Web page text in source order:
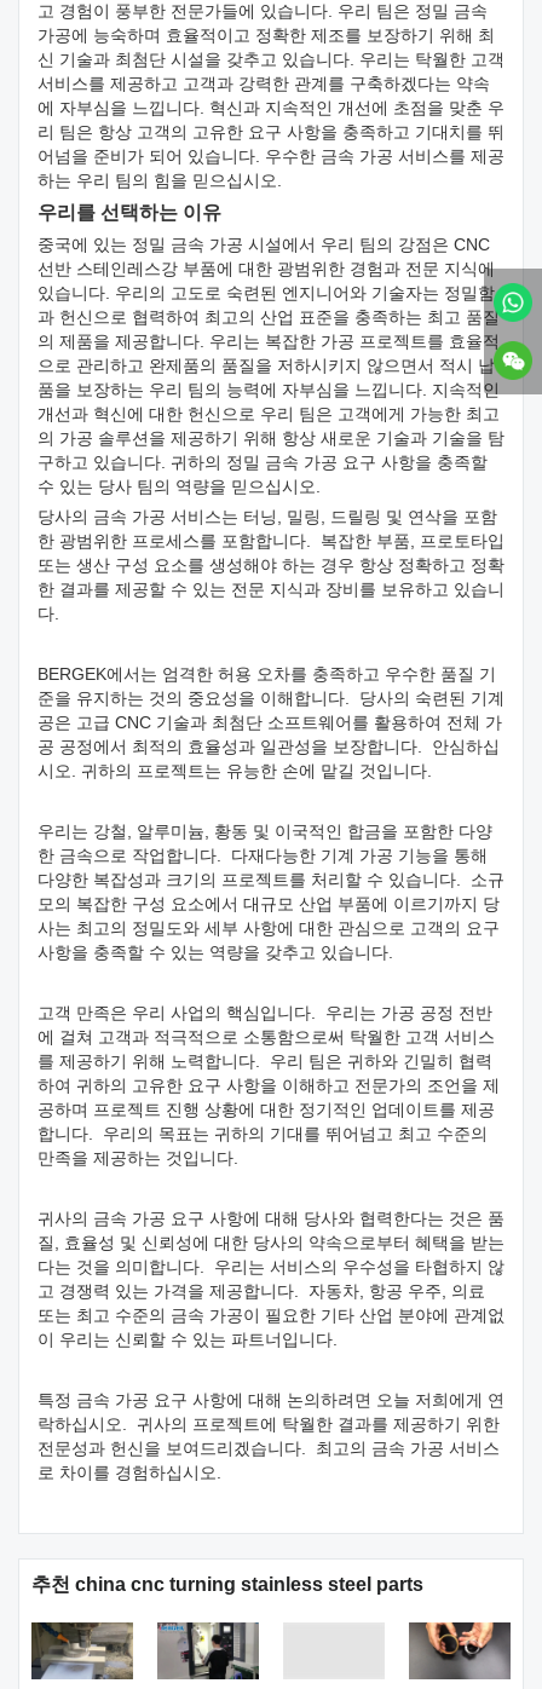
고 경험이 풍부한 전문가들에 있습니다. 우리 팀은 정밀 금속
가공에 능숙하며 효율적이고 정확한 제조를 보장하기 위해 최
신 기술과 최첨단 시설을 갖추고 있습니다. 우리는 탁월한 고객
서비스를 제공하고 고객과 강력한 관계를 구축하겠다는 약속
에 자부심을 느낍니다. 혁신과 지속적인 개선에 초점을 맞춘 우
리 팀은 항상 고객의 고유한 요구 사항을 충족하고 기대치를 뛰
어넘을 준비가 되어 있습니다. 우수한 금속 가공 서비스를 제공
하는 우리 팀의 힘을 믿으십시오.
우리를 선택하는 이유
중국에 있는 정밀 금속 가공 시설에서 우리 팀의 강점은 CNC
선반 스테인레스강 부품에 대한 광범위한 경험과 전문 지식에
있습니다. 우리의 고도로 숙련된 엔지니어와 기술자는 정밀함
과 헌신으로 협력하여 최고의 산업 표준을 충족하는 최고 품질
의 제품을 제공합니다. 우리는 복잡한 가공 프로젝트를 효율적
으로 관리하고 완제품의 품질을 저하시키지 않으면서 적시 납
품을 보장하는 우리 팀의 능력에 자부심을 느낍니다. 지속적인
개선과 혁신에 대한 헌신으로 우리 팀은 고객에게 가능한 최고
의 가공 솔루션을 제공하기 위해 항상 새로운 기술과 기술을 탐
구하고 있습니다. 귀하의 정밀 금속 가공 요구 사항을 충족할
수 있는 당사 팀의 역량을 믿으십시오.
당사의 금속 가공 서비스는 터닝, 밀링, 드릴링 및 연삭을 포함
한 광범위한 프로세스를 포함합니다. 복잡한 부품, 프로토타입
또는 생산 구성 요소를 생성해야 하는 경우 항상 정확하고 정확
한 결과를 제공할 수 있는 전문 지식과 장비를 보유하고 있습니
다.
BERGEK에서는 엄격한 허용 오차를 충족하고 우수한 품질 기
준을 유지하는 것의 중요성을 이해합니다. 당사의 숙련된 기계
공은 고급 CNC 기술과 최첨단 소프트웨어를 활용하여 전체 가
공 공정에서 최적의 효율성과 일관성을 보장합니다. 안심하십
시오. 귀하의 프로젝트는 유능한 손에 맡길 것입니다.
우리는 강철, 알루미늄, 황동 및 이국적인 합금을 포함한 다양
한 금속으로 작업합니다. 다재다능한 기계 가공 기능을 통해
다양한 복잡성과 크기의 프로젝트를 처리할 수 있습니다. 소규
모의 복잡한 구성 요소에서 대규모 산업 부품에 이르기까지 당
사는 최고의 정밀도와 세부 사항에 대한 관심으로 고객의 요구
사항을 충족할 수 있는 역량을 갖추고 있습니다.
고객 만족은 우리 사업의 핵심입니다. 우리는 가공 공정 전반
에 걸쳐 고객과 적극적으로 소통함으로써 탁월한 고객 서비스
를 제공하기 위해 노력합니다. 우리 팀은 귀하와 긴밀히 협력
하여 귀하의 고유한 요구 사항을 이해하고 전문가의 조언을 제
공하며 프로젝트 진행 상황에 대한 정기적인 업데이트를 제공
합니다. 우리의 목표는 귀하의 기대를 뛰어넘고 최고 수준의
만족을 제공하는 것입니다.
귀사의 금속 가공 요구 사항에 대해 당사와 협력한다는 것은 품
질, 효율성 및 신뢰성에 대한 당사의 약속으로부터 혜택을 받는
다는 것을 의미합니다. 우리는 서비스의 우수성을 타협하지 않
고 경쟁력 있는 가격을 제공합니다. 자동차, 항공 우주, 의료
또는 최고 수준의 금속 가공이 필요한 기타 산업 분야에 관계없
이 우리는 신뢰할 수 있는 파트너입니다.
특정 금속 가공 요구 사항에 대해 논의하려면 오늘 저희에게 연
락하십시오. 귀사의 프로젝트에 탁월한 결과를 제공하기 위한
전문성과 헌신을 보여드리겠습니다. 최고의 금속 가공 서비스
로 차이를 경험하십시오.
추천 china cnc turning stainless steel parts